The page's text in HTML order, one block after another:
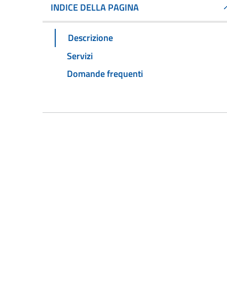
INDICE DELLA PAGINA
Descrizione
Servizi
Domande frequenti